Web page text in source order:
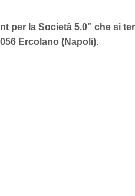
per la Società 5.0” che si
Ercolano (Napoli).